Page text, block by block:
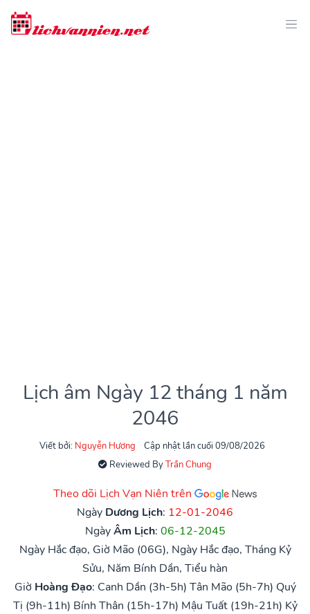
Lịch âm Ngày 12 tháng 1 năm
2046
Viết bởi: Nguyễn Hương
Cập nhật lần cuối 09/08/2026
Reviewed ByTrần Chung
Theo dõi Lịch Vạn Niên trên
Ngày Dương Lịch: 12-01-2046
NgàyÂm Lịch: 06-12-2045
Ngày Hắc đạo, Giờ Mão (06G), Ngày Hắc đạo, Tháng Kỷ
Sửu, Năm Bính Dần, Tiểu hàn
Giờ Hoàng Đạo: Canh Dần (3h-5h) Tân Mão (5h-7h) Quý
Tị (9h-11h) Bính Thân (15h-17h) Mậu Tuất (19h-21h) Kỷ